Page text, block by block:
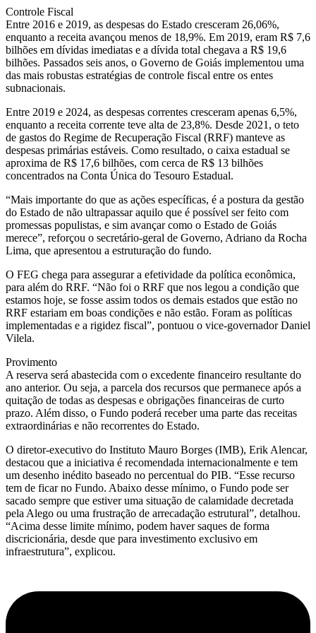
Controle Fiscal
Entre 2016 e 2019, as despesas do Estado cresceram 26,06%,
enquanto a receita avançou menos de 18,9%. Em 2019, eram R$ 7,6
bilhões em dívidas imediatas e a dívida total chegava a R$ 19,6
bilhões. Passados seis anos, o Governo de Goiás implementou uma
das mais robustas estratégias de controle fiscal entre os entes
subnacionais.
Entre 2019 e 2024, as despesas correntes cresceram apenas 6,5%,
enquanto a receita corrente teve alta de 23,8%. Desde 2021, o teto
de gastos do Regime de Recuperação Fiscal (RRF) manteve as
despesas primárias estáveis. Como resultado, o caixa estadual se
aproxima de R$ 17,6 bilhões, com cerca de R$ 13 bilhões
concentrados na Conta Única do Tesouro Estadual.
“Mais importante do que as ações específicas, é a postura da gestão
do Estado de não ultrapassar aquilo que é possível ser feito com
promessas populistas, e sim avançar como o Estado de Goiás
merece”, reforçou o secretário-geral de Governo, Adriano da Rocha
Lima, que apresentou a estruturação do fundo.
O FEG chega para assegurar a efetividade da política econômica,
para além do RRF. “Não foi o RRF que nos legou a condição que
estamos hoje, se fosse assim todos os demais estados que estão no
RRF estariam em boas condições e não estão. Foram as políticas
implementadas e a rigidez fiscal”, pontuou o vice-governador Daniel
Vilela.
Provimento
A reserva será abastecida com o excedente financeiro resultante do
ano anterior. Ou seja, a parcela dos recursos que permanece após a
quitação de todas as despesas e obrigações financeiras de curto
prazo. Além disso, o Fundo poderá receber uma parte das receitas
extraordinárias e não recorrentes do Estado.
O diretor-executivo do Instituto Mauro Borges (IMB), Erik Alencar,
destacou que a iniciativa é recomendada internacionalmente e tem
um desenho inédito baseado no percentual do PIB. “Esse recurso
tem de ficar no Fundo. Abaixo desse mínimo, o Fundo pode ser
sacado sempre que estiver uma situação de calamidade decretada
pela Alego ou uma frustração de arrecadação estrutural”, detalhou.
“Acima desse limite mínimo, podem haver saques de forma
discricionária, desde que para investimento exclusivo em
infraestrutura”, explicou.